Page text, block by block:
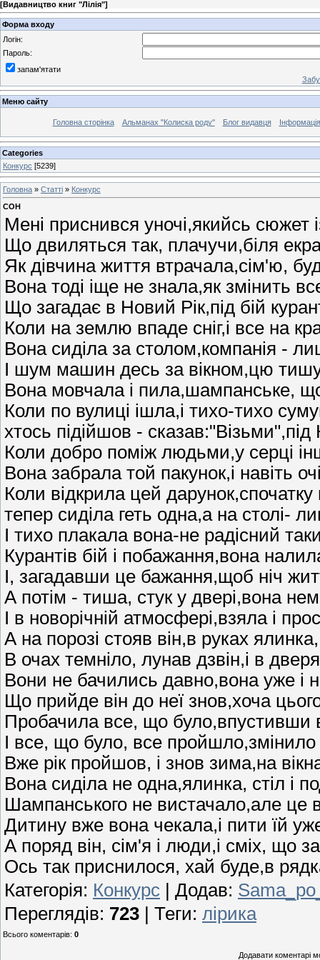
[Видавництво книг "Лілія"]
Форма входу
Логін:
Пароль:
запам'ятати
Меню сайту
Головна сторінка Альманах "Колиска роду" Блог видавця Інформація
Categories
Конкурс [5239]
Головна » Статті » Конкурс
СОН
Мені приснився уночі,якийсь сюжет
Що двиляться так, плачучи,біля
Як дівчина життя втрачала,сім'ю,
Вона тоді іще не знала,як змінить
Що загадає в Новий Рік,під бій
Коли на землю впаде сніг,і все на
Вона сиділа за столом,компанія -
І шум машин десь за вікном,цю
Вона мовчала і пила,шампанське,
Коли по вулиці ішла,і тихо-тихо
хтось підійшов -
Коли добро поміж людьми,у серці
Вона забрала той пакунок,і навіть
Коли відкрила цей дарунок,спочатку
тепер сиділа геть одна,а на столі-
І тихо плакала вона-не радісний
Курантів бій і побажання,вона
І, загадавши це бажання,щоб ніч
А потім - тиша, стук у двері,вона
І в новорічній атмосфері,взяла і
А на порозі стояв він,в руках
В очах темніло, лунав дзвін,і в
Вони не бачились давно,вона уже і
Що прийде він до неї знов,хоча
Пробачила все, що було,впустивши
І все, що було, все
Вже рік пройшов, і знов зима,на
Вона сиділа не одна,ялинка, стіл і
Шампанського не вистачало,але це
Дитину вже вона чекала,і пити їй
А поряд він, сім'я і люди,і сміх, що
Ось так приснилося, хай буде,в
Категорія: Конкурс Додав:
Переглядів: 723 Теги: лірика
Всього коментарів: 0
Додавати коментарі